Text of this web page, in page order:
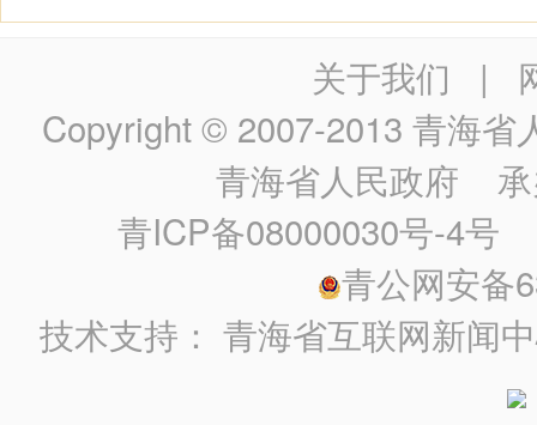
关于我们 |
Copyright © 2007-2013 青海省
青海省人民政府 承
青ICP备08000030号-4号
青公网安备
技术支持：青海省互联网新闻